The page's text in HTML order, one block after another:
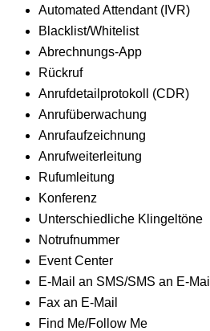
Automated Attendant (IVR)
Blacklist/Whitelist
Abrechnungs-App
Rückruf
Anrufdetailprotokoll (CDR)
Anrufüberwachung
Anrufaufzeichnung
Anrufweiterleitung
Rufumleitung
Konferenz
Unterschiedliche Klingeltöne
Notrufnummer
Event Center
E-Mail an SMS/SMS an E-Mail
Fax an E-Mail
Find Me/Follow Me